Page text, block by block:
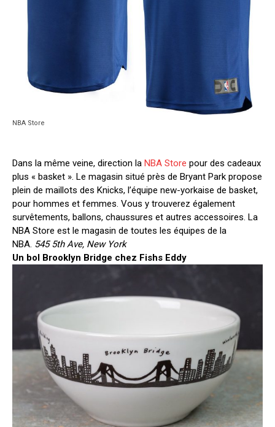
NBA Store
Dans la même veine, direction la NBA Store pour des cadeaux
plus « basket ». Le magasin situé près de Bryant Park propose
plein de maillots des Knicks, l’équipe new-yorkaise de basket,
pour hommes et femmes. Vous y trouverez également
survêtements, ballons, chaussures et autres accessoires. La
NBA Store est le magasin de toutes les équipes de la
NBA. 545 5th Ave, New York
Un bol Brooklyn Bridge chez Fishs Eddy